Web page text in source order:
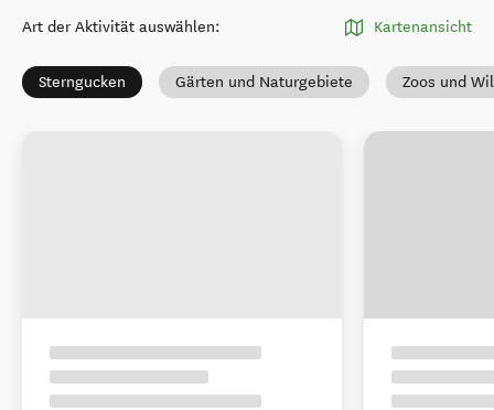
Art der Aktivität auswählen: Kartenansicht
Sterngucken Gärten und Naturgebiete Zoos und